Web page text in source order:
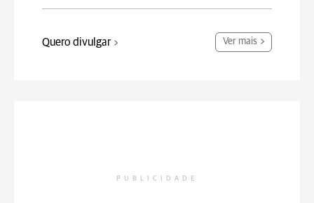
Quero divulgar Ver mais
PUBLICIDADE